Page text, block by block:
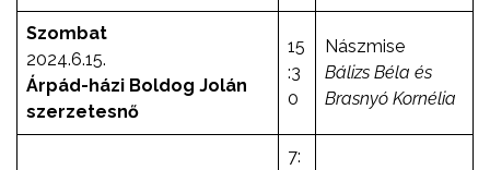
Szombat
2024.6.15.
Árpád-házi Boldog Jolán
szerzetesnő
15
:3
0
Nászmise
Bálizs Béla és
Brasnyó Kornélia
7: